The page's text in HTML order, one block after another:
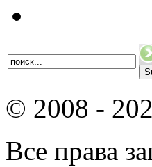
© 2008 -
Все права